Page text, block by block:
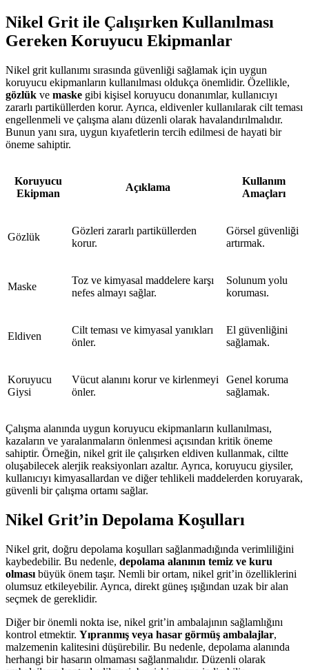
Nikel Grit ile Çalışırken Kullanılması
Gereken Koruyucu Ekipmanlar
Nikel grit kullanımı sırasında güvenliği sağlamak için uygun
koruyucu ekipmanların kullanılması oldukça önemlidir. Özellikle,
gözlük ve maske gibi kişisel koruyucu donanımlar, kullanıcıyı
zararlı partiküllerden korur. Ayrıca, eldivenler kullanılarak cilt teması
engellenmeli ve çalışma alanı düzenli olarak havalandırılmalıdır.
Bunun yanı sıra, uygun kıyafetlerin tercih edilmesi de hayati bir
öneme sahiptir.
Koruyucu
Ekipman
Açıklama
Kullanım
Amaçları
Gözlük
Gözleri zararlı partiküllerden
korur.
Görsel güvenliği
artırmak.
Maske
Toz ve kimyasal maddelere karşı
nefes almayı sağlar.
Solunum yolu
koruması.
Eldiven
Cilt teması ve kimyasal yanıkları
önler.
El güvenliğini
sağlamak.
Koruyucu
Giysi
Vücut alanını korur ve kirlenmeyi
önler.
Genel koruma
sağlamak.
Çalışma alanında uygun koruyucu ekipmanların kullanılması,
kazaların ve yaralanmaların önlenmesi açısından kritik öneme
sahiptir. Örneğin, nikel grit ile çalışırken eldiven kullanmak, ciltte
oluşabilecek alerjik reaksiyonları azaltır. Ayrıca, koruyucu giysiler,
kullanıcıyı kimyasallardan ve diğer tehlikeli maddelerden koruyarak,
güvenli bir çalışma ortamı sağlar.
Nikel Grit’in Depolama Koşulları
Nikel grit, doğru depolama koşulları sağlanmadığında verimliliğini
kaybedebilir. Bu nedenle, depolama alanının temiz ve kuru
olması büyük önem taşır. Nemli bir ortam, nikel grit’in özelliklerini
olumsuz etkileyebilir. Ayrıca, direkt güneş ışığından uzak bir alan
seçmek de gereklidir.
Diğer bir önemli nokta ise, nikel grit’in ambalajının sağlamlığını
kontrol etmektir. Yıpranmış veya hasar görmüş ambalajlar,
malzemenin kalitesini düşürebilir. Bu nedenle, depolama alanında
herhangi bir hasarın olmaması sağlanmalıdır. Düzenli olarak